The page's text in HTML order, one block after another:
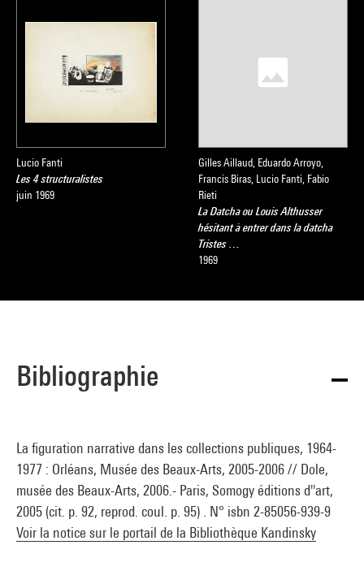
Lucio Fanti
Les 4 structuralistes
juin 1969
Gilles Aillaud, Eduardo Arroyo,
Francis Biras, Lucio Fanti, Fabio
Rieti
La Datcha ou Louis Althusser
hésitant à entrer dans la datcha
Tristes …
1969
Bibliographie
La figuration narrative dans les collections publiques, 1964-
1977 : Orléans, Musée des Beaux-Arts, 2005-2006 // Dole,
musée des Beaux-Arts, 2006.- Paris, Somogy éditions d''art,
2005 (cit. p. 92, reprod. coul. p. 95) . N° isbn 2-85056-939-9
Voir la notice sur le portail de la Bibliothèque Kandinsky